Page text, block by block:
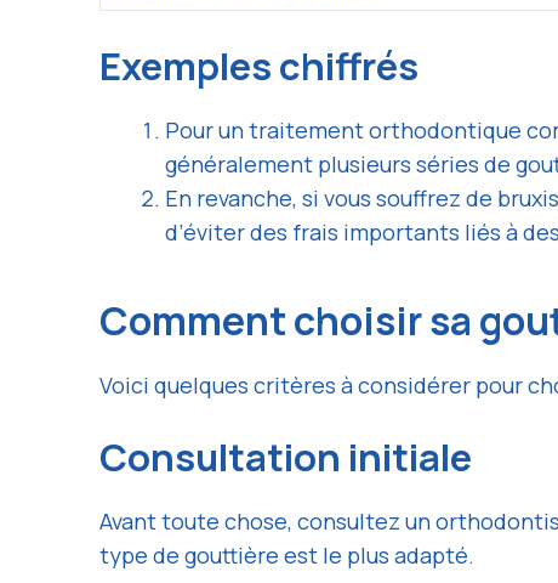
Exemples chiffrés
Pour un traitement orthodontique
généralement plusieurs séries de
En revanche, si vous souffrez de
d’éviter des frais importants liés à
Comment choisir sa
Voici quelques critères à considérer pour
Consultation initiale
Avant toute chose, consultez un
type de gouttière est le plus adapté.